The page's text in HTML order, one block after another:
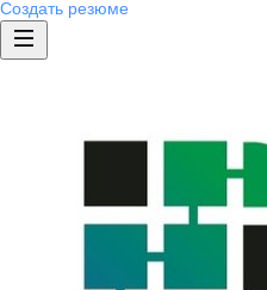
Создать резюме